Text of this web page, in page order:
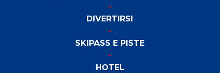
DIVERTIRSI
SKIPASS E PISTE
HOTEL